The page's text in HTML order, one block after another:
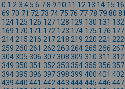
0 1 2 3 4 5 6 78 9 10 11 12 13 14 15 16
69 70 71 72 73 74 75 76 77 78 79 80 81
124 125 126 127 128 129 130 131 132
169 170 171 172 173 174 175 176 177
214 215 216 217 218 219 220 221 222
259 260 261 262 263 264 265 266 267
304 305 306 307 308 309 310 311 312
349 350 351 352 353 354 355 356 357
394 395 396 397 398 399 400 401 402
439 440 441 442 443 444445 446 447